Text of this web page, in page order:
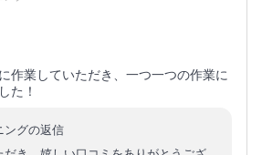
作業していただき、一つ一つの作業に
た！
ングの返信